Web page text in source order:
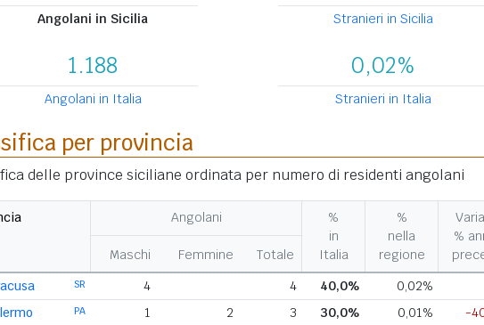
Angolani in Sicilia Stranieri in Sicilia
1.188
Angolani in Italia
0,02%
Stranieri in Italia
per provincia
delle province siciliane ordinata per numero di residenti angolani
Angolani
%
in
Italia
%
nella
regione
%
Maschi Femmine Totale
SR 4 4 40,0% 0,02%
PA 1 2 3 30,0% 0,01% -